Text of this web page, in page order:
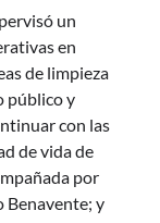
un
en
de limpieza
público y
con las
de vida de
por
Benavente; y